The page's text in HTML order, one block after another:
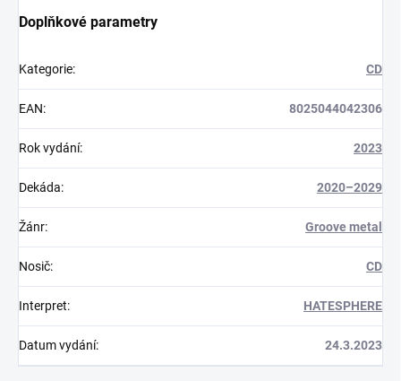
Doplňkové parametry
Kategorie: CD
EAN: 8025044042306
Rok vydání: 2023
Dekáda: 2020–2029
Žánr: Groove metal
Nosič: CD
Interpret: HATESPHERE
Datum vydání: 24.3.2023